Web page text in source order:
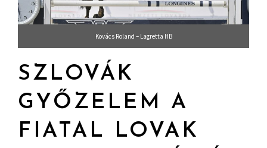
Kovács Roland – Lagretta HB
SZLOVÁK
GYŐZELEM A
FIATAL LOVAK